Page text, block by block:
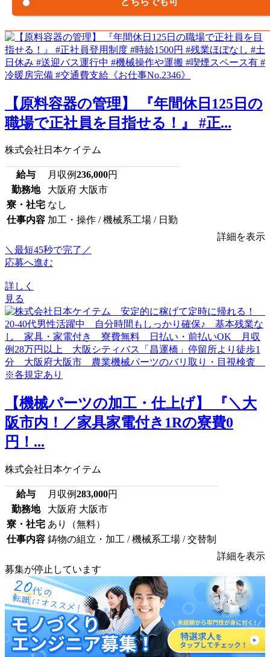
【原料容器の管理】 『年間休日125日の
職場で正社員を目指せる！』 #正...
株式会社日本ケイテム
給与 月収例236,000円
勤務地
大阪府 大阪市
寮・社宅 なし
仕事内容 加工・操作 / 機械系工場 / 日勤
詳細を表示
＼最短45秒で完了／
応募へ進む
詳しく
見る
【機械パーツの加工・仕上げ】 『＼大
阪市内！／家具家電付き1Rの寮費0
円！...
株式会社日本ケイテム
給与 月収例283,000円
勤務地
大阪府 大阪市
寮・社宅 あり（無料）
仕事内容 鋳物の組立・加工 / 機械系工場 / 交替制
詳細を表示
募集が停止しています